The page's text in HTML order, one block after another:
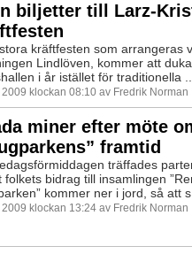
biljetter till Larz-
kräftfesten som arrangeras
Lindlöven, kommer att
i år istället för traditionella
klockan 08:10 av Fredrik Norman
miner efter möte
framtid
träffades
folkets bidrag till insamlingen
kommer ner i jord, så att
klockan 13:24 av Fredrik Norman